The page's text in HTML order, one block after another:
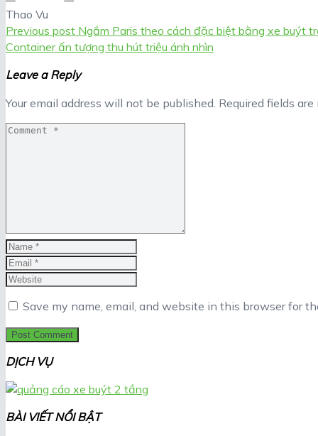
Thao Vu
Previous post Ngắm Paris theo cách đặc biệt bằng xe buýt
Container ấn tượng thu hút triệu ánh nhìn
Leave a Reply
Your email address will not be published. Required fields
Save my name, email, and website in this browser for
DỊCH VỤ
BÀI VIẾT NỔI BẬT